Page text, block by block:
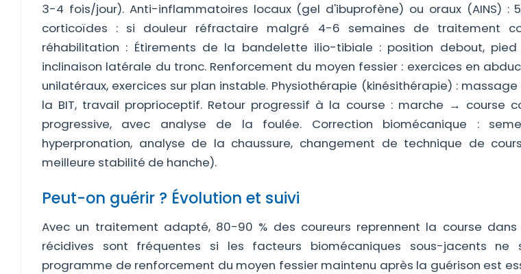
3-4 fois/jour). Anti-inflammatoires locaux (gel d'ibuprofène) ou oraux (AINS) :
corticoïdes : si douleur réfractaire malgré 4-6 semaines de traitement
réhabilitation : Étirements de la bandelette ilio-tibiale : position debout, pied
inclinaison latérale du tronc. Renforcement du moyen fessier : exercices en
unilatéraux, exercices sur plan instable. Physiothérapie (kinésithérapie) :
la BIT, travail proprioceptif. Retour progressif à la course : marche → course
progressive, avec analyse de la foulée. Correction biomécanique :
hyperpronation, analyse de la chaussure, changement de technique de
meilleure stabilité de hanche).
Peut-on guérir ? Évolution et suivi
Avec un traitement adapté, 80-90 % des coureurs reprennent la course
récidives sont fréquentes si les facteurs biomécaniques sous-jacents ne
programme de renforcement du moyen fessier maintenu après la guérison est